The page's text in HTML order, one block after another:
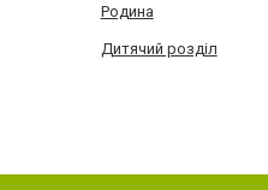
Родина
Дитячий розділ